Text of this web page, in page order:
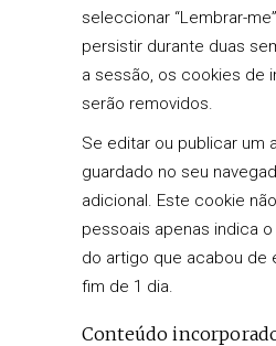
seleccionar “Lembrar-
persistir durante duas
a sessão, os cookies de
serão removidos.
Se editar ou publicar um
guardado no seu
adicional. Este cookie
pessoais apenas indica
do artigo que acabou de
fim de 1 dia.
Conteúdo